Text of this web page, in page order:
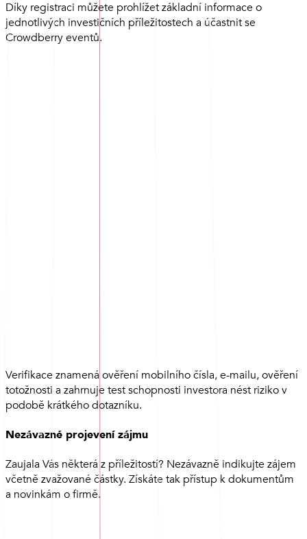
Díky registraci můžete prohlížet základní informace o
jednotlivých investičních příležitostech a účastnit se
Crowdberry eventů.
Verifikace znamená ověření mobilního čísla, e-mailu, ověření
totožnosti a zahrnuje test schopnosti investora nést riziko v
podobě krátkého dotazníku.
Nezávazné projevení zájmu
Zaujala Vás některá z příležitostí? Nezávazně indikujte zájem
včetně zvažované částky. Získáte tak přístup k dokumentům
a novinkám o firmě.